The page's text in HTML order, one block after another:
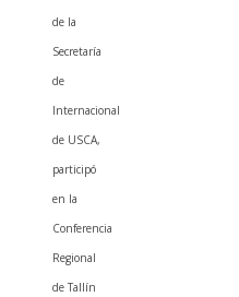
de la
Secretaría
de
Internacional
de USCA,
participó
en la
Conferencia
Regional
de Tallín